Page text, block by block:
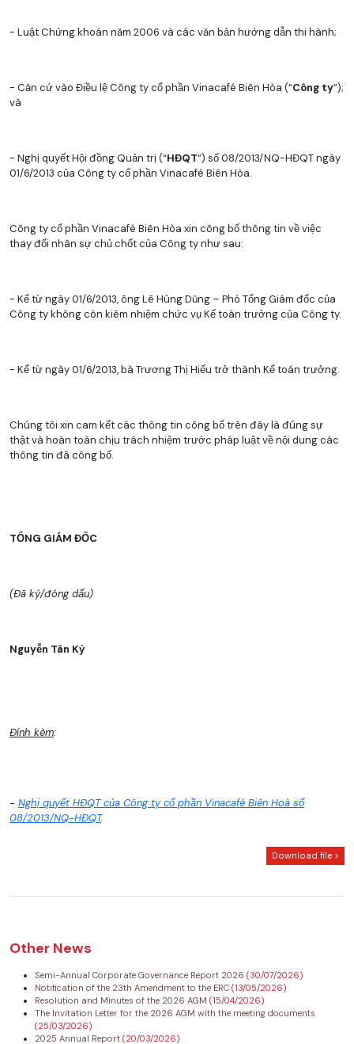
- Luật Chứng khoán năm 2006 và các văn bản hướng dẫn thi hành;
- Căn cứ vào Điều lệ Công ty cổ phần Vinacafé Biên Hòa (“Công ty”);
và
- Nghị quyết Hội đồng Quản trị (“HĐQT”) số 08/2013/NQ-HĐQT ngày
01/6/2013 của Công ty cổ phần Vinacafé Biên Hòa.
Công ty cổ phần Vinacafé Biên Hòa xin công bố thông tin về việc
thay đổi nhân sự chủ chốt của Công ty như sau:
- Kể từ ngày 01/6/2013, ông Lê Hùng Dũng – Phó Tổng Giám đốc của
Công ty không còn kiêm nhiệm chức vụ Kế toán trưởng của Công ty.
- Kể từ ngày 01/6/2013, bà Trương Thị Hiếu trở thành Kế toán trưởng.
Chúng tôi xin cam kết các thông tin công bố trên đây là đúng sự
thật và hoàn toàn chịu trách nhiệm trước pháp luật về nội dung các
thông tin đã công bố.
TỔNG GIÁM ĐỐC
(Đã ký/đóng dấu)
Nguyễn Tân Kỷ
Đính kèm:
- Nghị quyết HĐQT của Công ty cổ phần Vinacafé Biên Hoà số
08/2013/NQ-HĐQT.
Download file >
Other News
Semi-Annual Corporate Governance Report 2026 (30/07/2026)
Notification of the 23th Amendment to the ERC (13/05/2026)
Resolution and Minutes of the 2026 AGM (15/04/2026)
The Invitation Letter for the 2026 AGM with the meeting documents
(25/03/2026)
2025 Annual Report (20/03/2026)